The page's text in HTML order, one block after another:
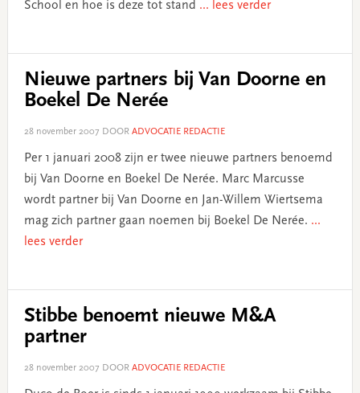
School en hoe is deze tot stand ... lees verder
Nieuwe partners bij Van Doorne en
Boekel De Nerée
28 november 2007 DOOR ADVOCATIE REDACTIE
Per 1 januari 2008 zijn er twee nieuwe partners benoemd
bij Van Doorne en Boekel De Nerée. Marc Marcusse
wordt partner bij Van Doorne en Jan-Willem Wiertsema
mag zich partner gaan noemen bij Boekel De Nerée. ...
lees verder
Stibbe benoemt nieuwe M&A
partner
28 november 2007 DOOR ADVOCATIE REDACTIE